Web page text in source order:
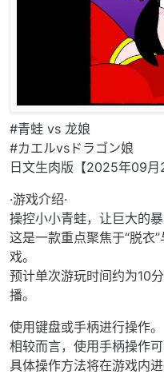
#青蛙 vs 龙娘
#カエルvsドラゴン娘
日文生肉版【2025年09月
·游戏介绍·
操控小小青蛙，让巨大的暴
这是一款重点聚焦于“脱衣
戏。
预计单次游玩时间约为10
播。
使用键盘或手柄进行操作。
相较而言，使用手柄操作可
具体操作方法将在游戏内进